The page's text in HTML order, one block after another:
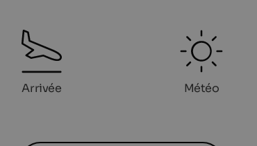
Arrivée Météo